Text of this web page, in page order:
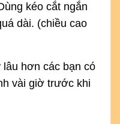
kéo cắt ngắn
dài. (chiều cao
lâu hơn các bạn có
vài giờ trước khi